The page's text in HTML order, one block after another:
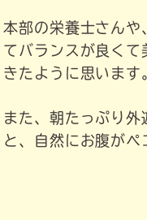
本部の栄養士さんや
てバランスが良く
きたように思います
また、朝たっぷり
と、自然にお腹が